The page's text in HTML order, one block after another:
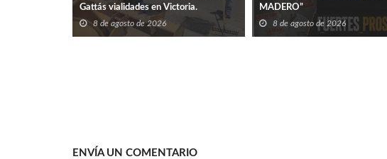
Gattás vialidades en Victoria.
8 de agosto de 2026
MADERO”
8 de agosto de 2026
ENVÍA UN COMENTARIO